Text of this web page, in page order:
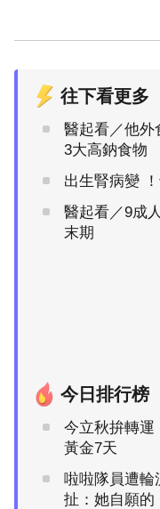
往下看更多
醫起看／他外
3大高鈉食物
出生腎病變
醫起看／9成
末期
今日排行榜
今立秋拚轉運
黃金7天
啦啦隊員遭輪
扯：她自願的